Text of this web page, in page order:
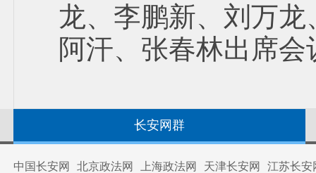
龙、李鹏新、刘万
阿汗、张春林出席会
长安网群
中国长安网 北京政法网 上海政法网 天津长安网
江苏长安